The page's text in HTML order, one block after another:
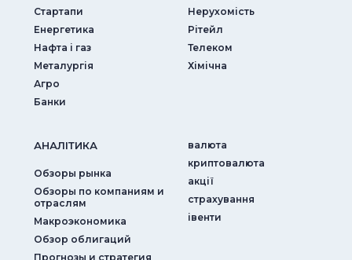
Стартапи
Енергетика
Нафта і газ
Металургія
Агро
Банки
Нерухомість
Рітейл
Телеком
Хімічна
АНАЛIТИКА
Обзоры рынка
Обзоры по компаниям и
отраслям
Макроэкономика
Обзор облигаций
Прогнозы и стратегия
валюта
криптовалюта
акції
страхування
iвенти